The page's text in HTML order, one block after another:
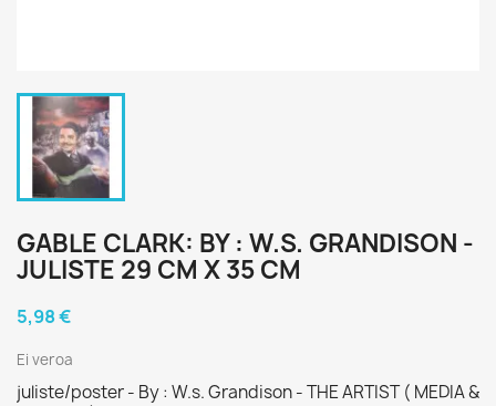
GABLE CLARK: BY : W.S. GRANDISON -
JULISTE 29 CM X 35 CM
5,98 €
Ei veroa
juliste/poster - By : W.s. Grandison - THE ARTIST ( MEDIA &